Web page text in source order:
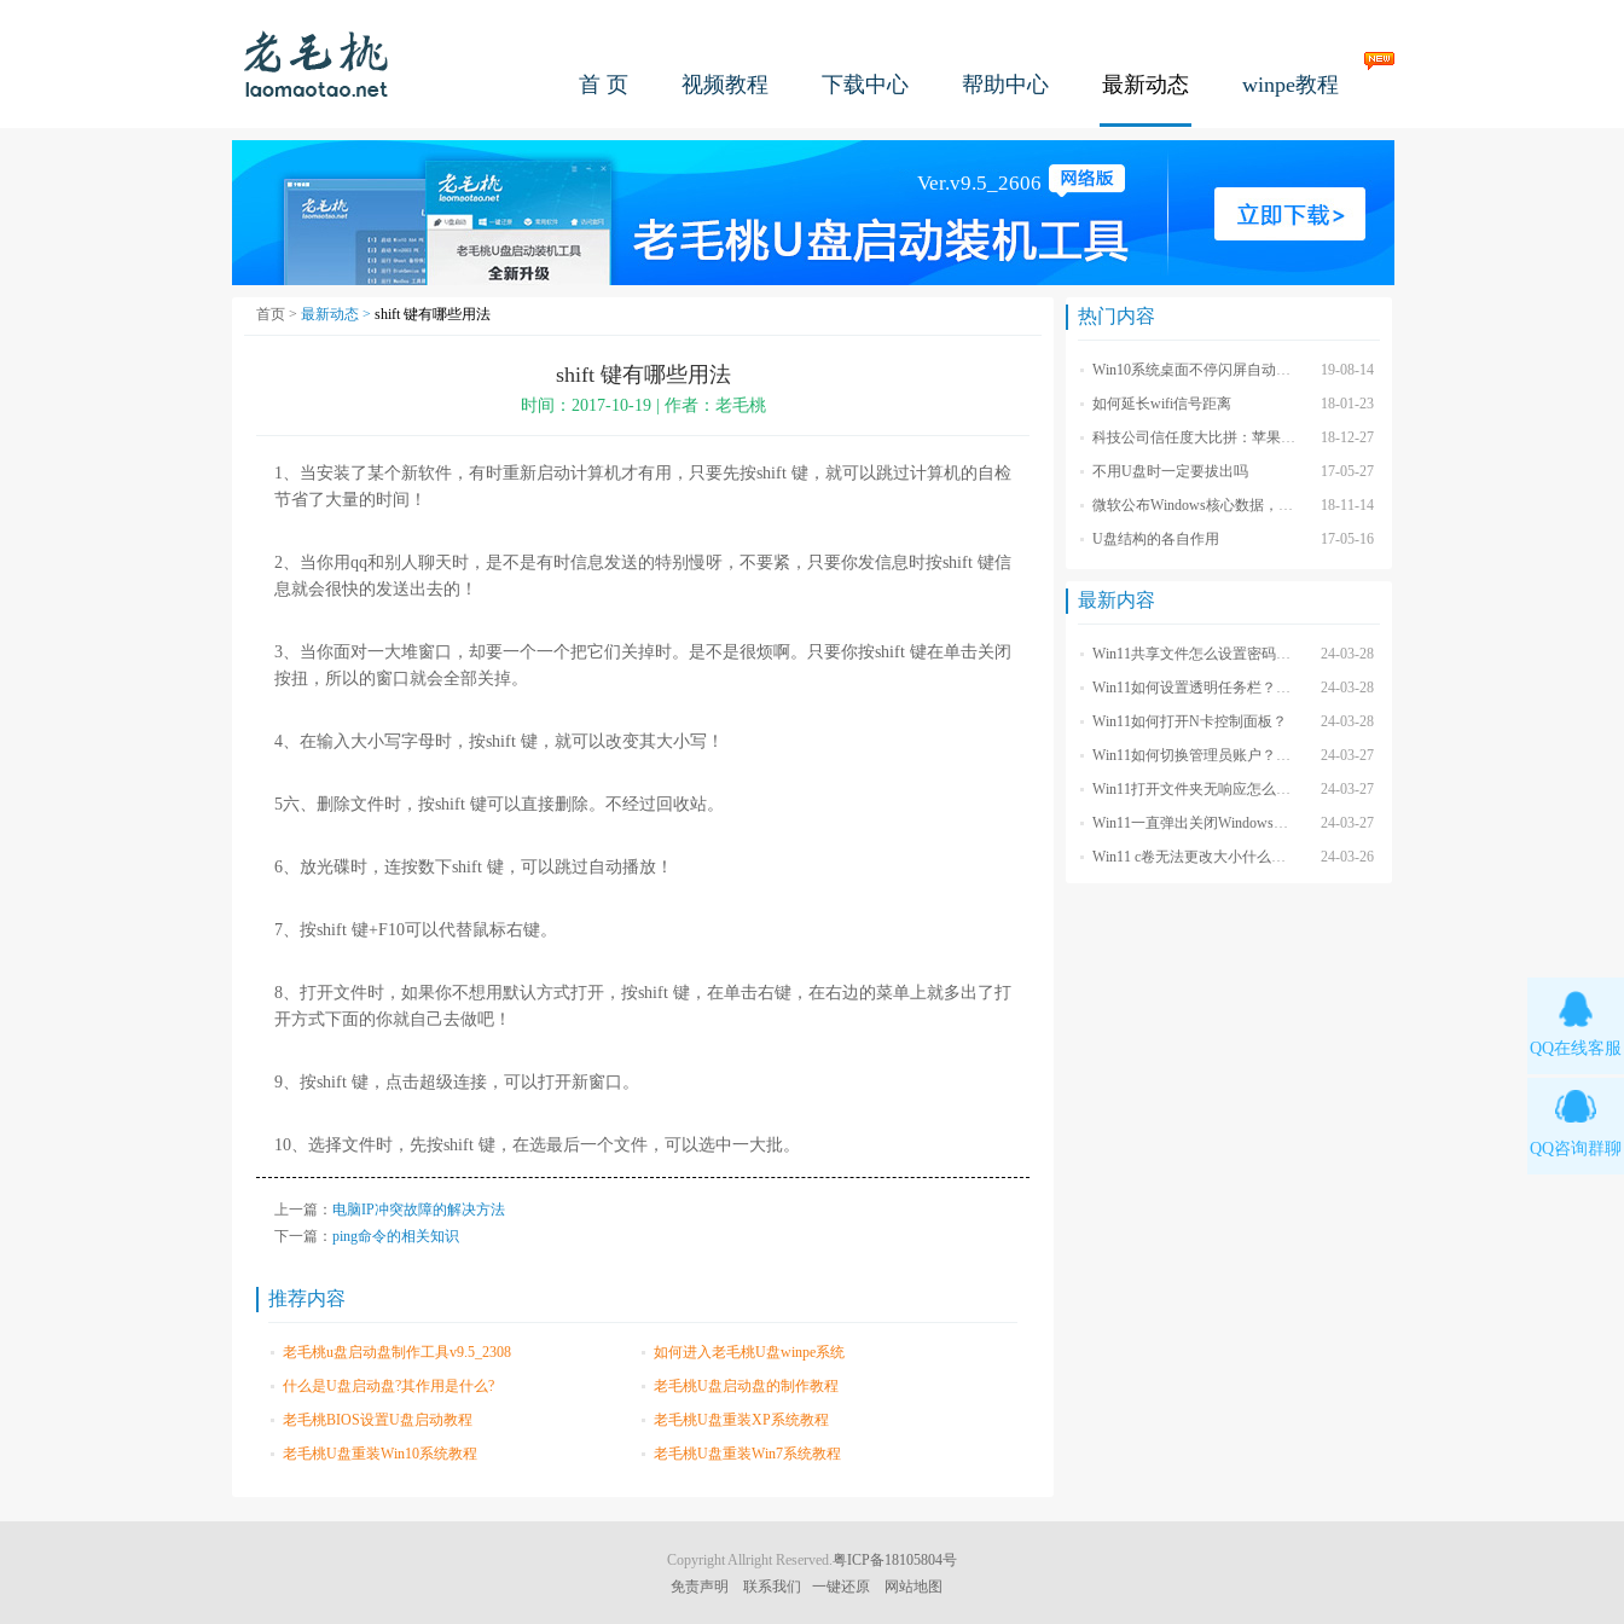
首 页 视频教程 下载中心 帮助中心 最新动态 winpe教程
首页 > 最新动态 > shift 键有哪些用法
shift 键有哪些用法
时间：2017-10-19 | 作者：老毛桃
1、当安装了某个新软件，有时重新启动计算机才有用，只要先按shift 键，就可以跳过计算机的自检
节省了大量的时间！
2、当你用qq和别人聊天时，是不是有时信息发送的特别慢呀，不要紧，只要你发信息时按shift 键信
息就会很快的发送出去的！
3、当你面对一大堆窗口，却要一个一个把它们关掉时。是不是很烦啊。只要你按shift 键在单击关闭
按扭，所以的窗口就会全部关掉。
4、在输入大小写字母时，按shift 键，就可以改变其大小写！
5六、删除文件时，按shift 键可以直接删除。不经过回收站。
6、放光碟时，连按数下shift 键，可以跳过自动播放！
7、按shift 键+F10可以代替鼠标右键。
8、打开文件时，如果你不想用默认方式打开，按shift 键，在单击右键，在右边的菜单上就多出了打
开方式下面的你就自己去做吧！
9、按shift 键，点击超级连接，可以打开新窗口。
10、选择文件时，先按shift 键，在选最后一个文件，可以选中一大批。
上一篇： 电脑IP冲突故障的解决方法
下一篇： ping命令的相关知识
推荐内容
老毛桃u盘启动盘制作工具v9.5_2308
如何进入老毛桃U盘winpe系统
什么是U盘启动盘?其作用是什么?
老毛桃U盘启动盘的制作教程
老毛桃BIOS设置U盘启动教程
老毛桃U盘重装XP系统教程
老毛桃U盘重装Win10系统教程
老毛桃U盘重装Win7系统教程
热门内容
19-08-14
Win10系统桌面不停闪屏自动刷新的解决方法
18-01-23
如何延长wifi信号距离
18-12-27
科技公司信任度大比拼：苹果上榜最不受信任前茅
17-05-27
不用U盘时一定要拔出吗
18-11-14
微软公布Windows核心数据，应用数量iOS和安卓遥不可及
17-05-16
U盘结构的各自作用
最新内容
24-03-28
Win11共享文件怎么设置密码和权限？
24-03-28
Win11如何设置透明任务栏？Win11设置透明任务栏的方法
24-03-28
Win11如何打开N卡控制面板？
24-03-27
Win11如何切换管理员账户？Win11切换管理员账户的方法
24-03-27
Win11打开文件夹无响应怎么办？
24-03-27
Win11一直弹出关闭Windows窗口怎么解决？
24-03-26
Win11 c卷无法更改大小什么原因？
Copyright Allright Reserved.粤ICP备18105804号
免责声明
联系我们 一键还原 网站地图
QQ在线客服
QQ咨询群聊